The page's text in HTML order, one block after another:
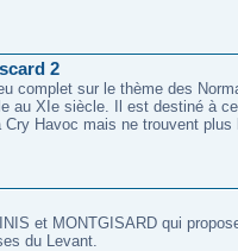
2
complet sur le thème des
au XIe siècle. Il est destiné à
Cry Havoc mais ne trouvent
et MONTGISARD qui
du Levant.